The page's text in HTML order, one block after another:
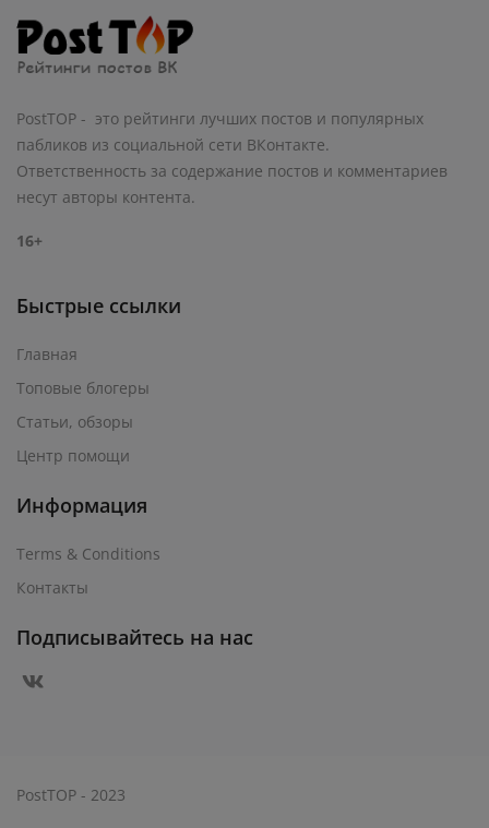
PostTOP - это рейтинги лучших постов и популярных
пабликов из социальной сети ВКонтакте.
Ответственность за содержание постов и комментариев
несут авторы контента.
16+
Быстрые ссылки
Главная
Топовые блогеры
Статьи, обзоры
Центр помощи
Информация
Terms & Conditions
Контакты
Подписывайтесь на нас
PostTOP - 2023